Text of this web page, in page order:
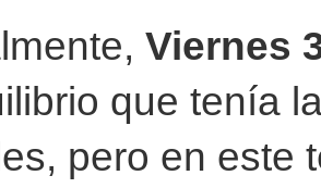
Viernes
que tenía
pero en este